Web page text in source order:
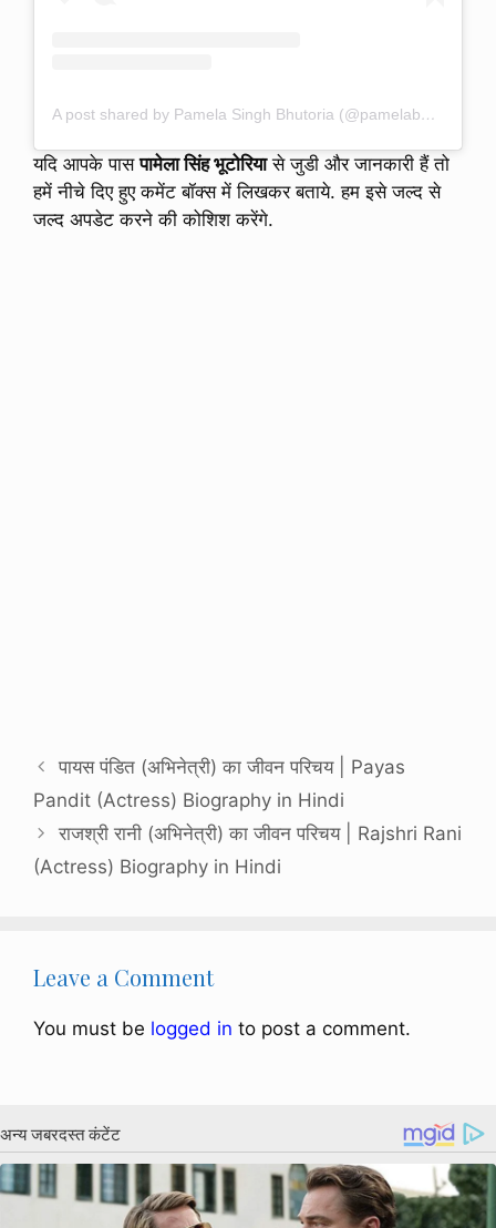
A post shared by Pamela Singh Bhutoria (@pamelabhutoria)
यदि आपके पासपामेला सिंह भूटोरियासे जुडी और जानकारी हैं तो
हमें नीचे दिए हुए कमेंट बॉक्स में लिखकर बताये. हम इसे जल्द से
जल्द अपडेट करने की कोशिश करेंगे.
पायस पंडित (अभिनेत्री) का जीवन परिचय | Payas
Pandit (Actress) Biography in Hindi
राजश्री रानी (अभिनेत्री) का जीवन परिचय | Rajshri Rani
(Actress) Biography in Hindi
Leave a Comment
You must be logged in to post a comment.